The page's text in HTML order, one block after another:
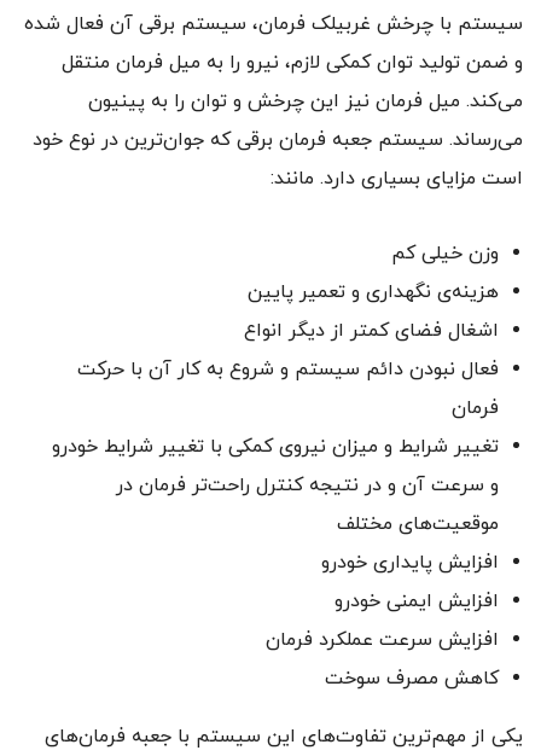
سیستم با چرخش غربیلک فرمان، سیستم برقی آن فعال شده
و ضمن تولید توان کمکی لازم، نیرو را به میل فرمان منتقل
می‌کند. میل فرمان نیز این چرخش و توان را به پینیون
می‌رساند. سیستم جعبه فرمان برقی که جوان‌ترین در نوع خود
است مزایای بسیاری دارد. مانند:
وزن خیلی کم
هزینه‌ی نگهداری و تعمیر پایین
اشغال فضای کمتر از دیگر انواع
فعال نبودن دائم سیستم و شروع به کار آن با حرکت
فرمان
تغییر شرایط و میزان نیروی کمکی با تغییر شرایط خودرو
و سرعت آن و در نتیجه کنترل راحت‌تر فرمان در
موقعیت‌های مختلف
افزایش پایداری خودرو
افزایش ایمنی خودرو
افزایش سرعت عملکرد فرمان
کاهش مصرف سوخت
یکی از مهم‌ترین تفاوت‌های این سیستم با جعبه فرمان‌های